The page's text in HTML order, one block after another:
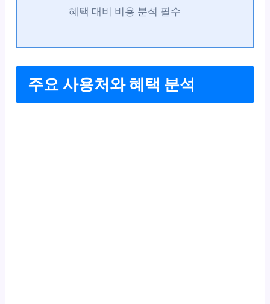
혜택 대비 비용 분석 필수
주요 사용처와 혜택 분석